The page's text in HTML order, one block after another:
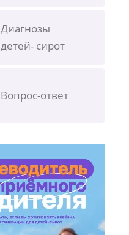
Диагнозы
детей- сирот
Вопрос-ответ